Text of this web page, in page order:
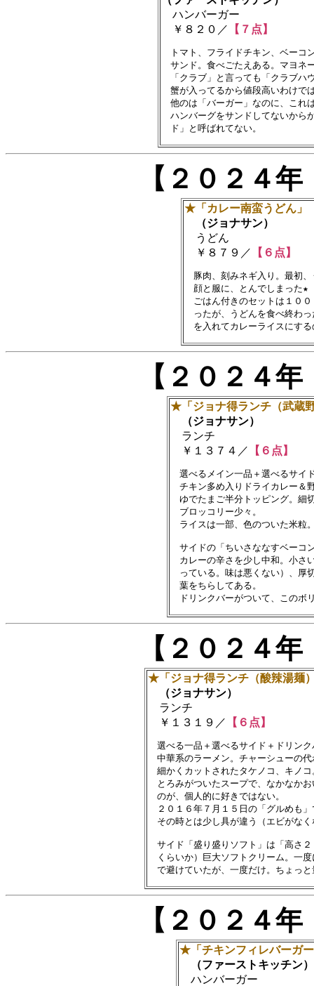
ハンバーガー
￥８２０／
【７点】
トマト、フライドチキン、ベーコ
サンド。食べごたえある。マヨネ
「クラブ」と言っても「クラブハ
蟹が入ってるから値段高いわけで
他のは「バーガー」なのに、これ
ハンバーグをサンドしてないから
【２０２４
★「カレー南蛮うどん」
（ジョナサン）
うどん
￥８７９／ 【６点】
豚肉、刻みネギ入り。最初
顔と服に、とんでしまった★
ごはん付きのセットは１００
ったが、うどんを食べ終わっ
【２０２４
★「ジョナ得ランチ（武蔵
（ジョナサン）
ランチ
￥１３７４／
【６点】
選べるメイン一品＋選べるサイ
チキン多め入りドライカレー＆
ゆでたまご半分トッピング。細
ブロッコリー少々。
ライスは一部、色のついた米粒
サイドの「ちいさななすベーコ
カレーの辛さを少し中和。小さ
っている。味は悪くない）、厚
葉をちらしてある。
【２０２４
★「ジョナ得ランチ（酸辣湯麺
（ジョナサン）
ランチ
￥１３１９／ 【６点】
選べる一品＋選べるサイド＋ドリン
中華系のラーメン。チャーシューの代
細かくカットされたタケノコ、キノ
とろみがついたスープで、なかなか
のが、個人的に好きではない。
２０１６年７月１５日の「グルめも
その時とは少し具が違う（エビがなく
サイド「盛り盛りソフト」は「高さ
くらいか）巨大ソフトクリーム。一
【２０２４
★「チキンフィレバーガ
（ファーストキッチン）
ハンバーガー